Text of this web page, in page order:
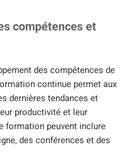
compétences et
des compétences de
continue permet aux
dernières tendances et
productivité et leur
formation peuvent inclure
des conférences et des